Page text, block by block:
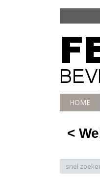
HOME
<